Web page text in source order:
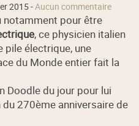
2015-Aucun commentaire
notamment pour être
, ce physicien italien
pile électrique, une
du Monde entier fait la
Doodle du jour pour lui
270ème anniversaire de